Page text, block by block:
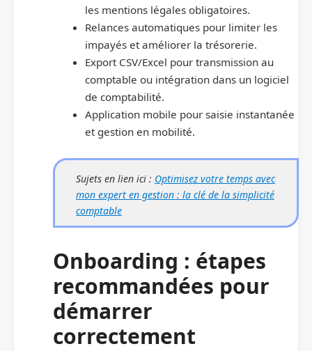
les mentions légales obligatoires.
Relances automatiques pour limiter les
impayés et améliorer la trésorerie.
Export CSV/Excel pour transmission au
comptable ou intégration dans un logiciel
de comptabilité.
Application mobile pour saisie instantanée
et gestion en mobilité.
Sujets en lien ici : Optimisez votre temps avec
mon expert en gestion : la clé de la simplicité
comptable
Onboarding : étapes
recommandées pour
démarrer
correctement